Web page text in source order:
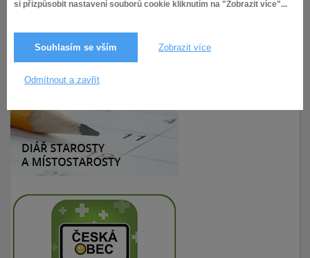
si přizpůsobit nastavení souborů cookie kliknutím na "Zobrazit více"...
Souhlasím se vším Zobrazit více
Odmítnout a zavřít
12.11.2020